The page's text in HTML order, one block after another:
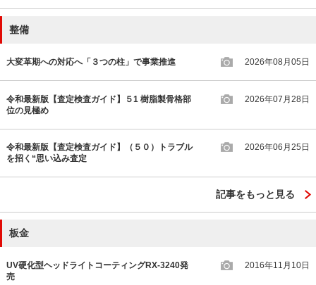
整備
大変革期への対応へ「３つの柱」で事業推進 2026年08月05日
令和最新版【査定検査ガイド】５1 樹脂製骨格部
位の見極め
2026年07月28日
令和最新版【査定検査ガイド】（５０）トラブル
を招く“思い込み査定
2026年06月25日
記事をもっと見る
板金
UV硬化型ヘッドライトコーティングRX-3240発
売
2016年11月10日